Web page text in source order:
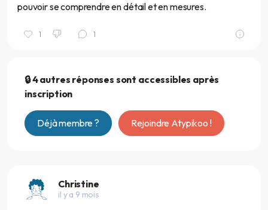
pouvoir se comprendre en détail et en mesures.
1 1
🔒 4 autres réponses sont accessibles après
inscription
Déjà membre ? Rejoindre Atypikoo !
Christine
il y a 9 mois